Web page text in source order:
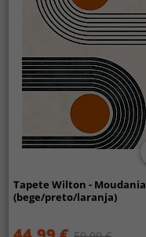
Tapete Wilton - Moudania
(bege/preto/laranja)